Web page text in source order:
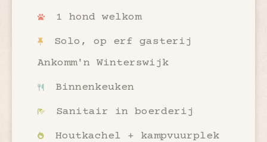
1 hond welkom
Solo, op erf gasterij
Ankomm'n Winterswijk
Binnenkeuken
Sanitair in boerderij
Houtkachel + kampvuurplek